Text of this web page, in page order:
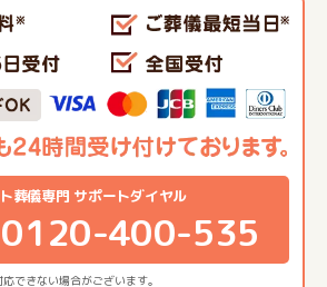
できない場合がございます。
葬儀専門 サポートダイヤル
0120-400-535